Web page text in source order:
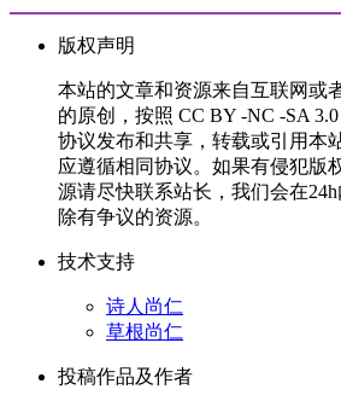
版权声明
本站的文章和资源来自互联网或
的原创，按照 CC BY -NC -SA
协议发布和共享，转载或引用本
应遵循相同协议。如果有侵犯版
源请尽快联系站长，我们会在24h
除有争议的资源。
技术支持
诗人尚仁
草根尚仁
投稿作品及作者